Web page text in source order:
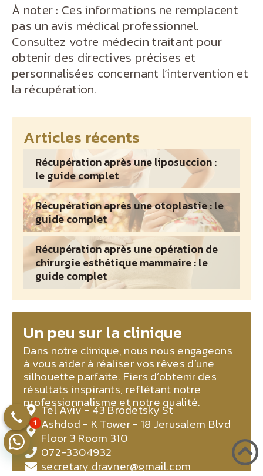
À noter : Ces informations ne remplacent
pas un avis médical professionnel.
Consultez votre médecin traitant pour
obtenir des directives précises et
personnalisées concernant l’intervention et
la récupération.
Articles récents
Récupération après une liposuccion :
le guide complet
Récupération après une otoplastie : le
guide complet
Récupération après une opération de
chirurgie esthétique mammaire : le
guide complet
Un peu sur la clinique
Dans notre clinique, nous nous engageons
à vous aider à réaliser vos rêves d’une
silhouette parfaite. Fiers d’obtenir des
résultats inspirants, reflétant notre
professionnalisme et notre qualité.
Tel Aviv - 43 Brodetsky St
Ashdod - K Tower - 18 Jerusalem Blvd
Floor 3 Room 310
072-3304932
secretary.dravner@gmail.com
1